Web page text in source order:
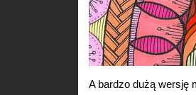
A bardzo dużą wersję